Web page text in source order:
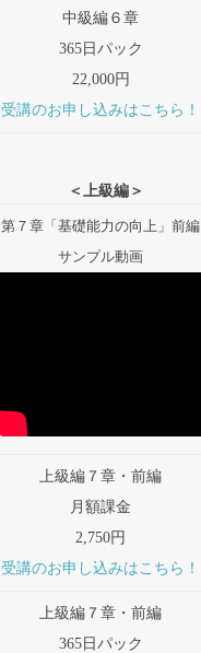
中級編６章
365日パック
22,000円
受講のお申し込みはこちら！
＜上級編＞
第７章「基礎能力の向上」前編
サンプル動画
上級編７章・前編
月額課金
2,750円
受講のお申し込みはこちら！
上級編７章・前編
365日パック